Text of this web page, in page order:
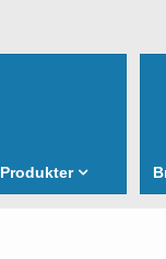
Produkter